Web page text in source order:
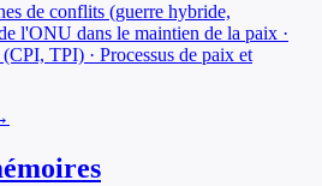
de conflits (guerre hybride,
l'ONU dans le maintien de la paix ·
TPI) · Processus de paix et